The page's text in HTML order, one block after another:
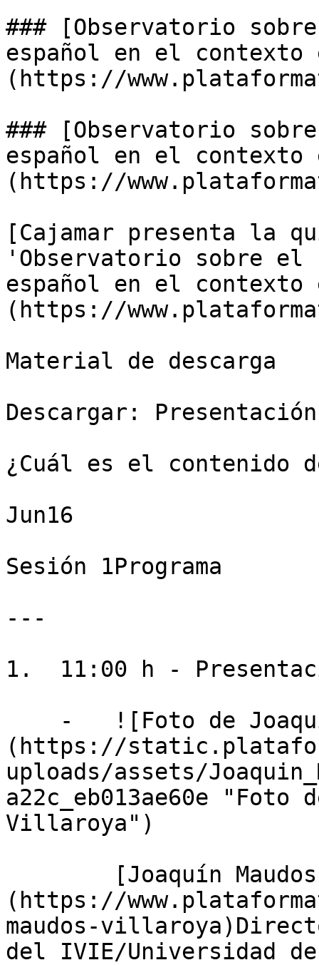
### [Observatorio
español en el contexto
(https://
### [Observatorio
español en el contexto
(https://
[Cajamar presenta la
'Observatorio sobre el
español en el contexto
(https://
Material de descarga
Descargar:
¿Cuál es el contenido
Jun16
Sesión 1Programa
---
1.  11:00 h -
(https://
uploads/assets/
a22c_eb013ae60e "Foto
Villaroya")
(https://
maudos-
del IVIE/Universidad